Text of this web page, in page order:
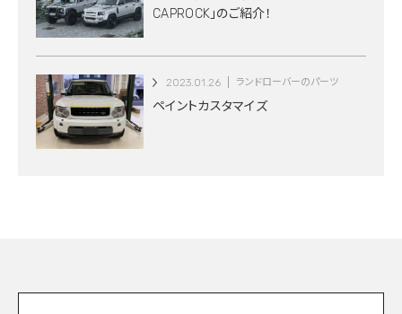
CAPROCK」のご紹介！
2023.01.26 ランドローバーのパーツ
ペイントカスタマイズ